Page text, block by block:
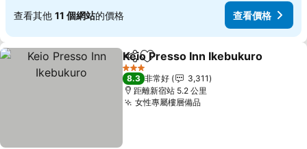
查看其他 11 個網站的價格 查看價格
分享 加入我的最愛
Keio Presso Inn Ikebukuro
3 星級
8.3 非常好
3,311
距離新宿站 5.2 公里
女性專屬樓層備品查看價格